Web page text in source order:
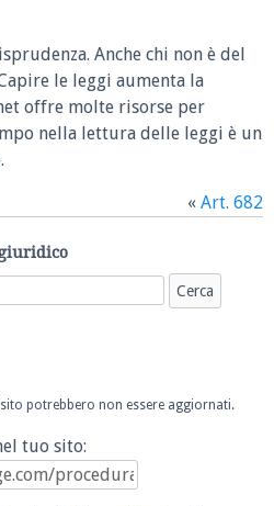
Anche chi non è del
le leggi aumenta la
offre molte risorse per
nella lettura delle leggi è un
« Art. 682
potrebbero non essere aggiornati.
tuo sito: